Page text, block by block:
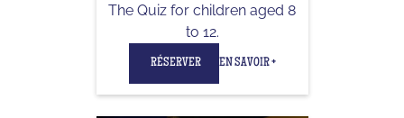
The Quiz for children aged 8
to 12.
RÉSERVER EN SAVOIR +